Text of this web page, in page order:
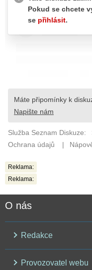
Reklama:
Reklama:
O nás
Redakce
Provozovatel webu